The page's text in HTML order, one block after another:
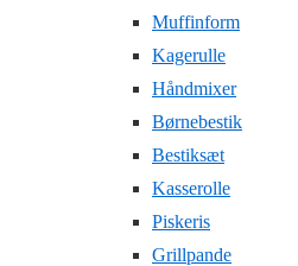
Muffinform
Kagerulle
Håndmixer
Børnebestik
Bestiksæt
Kasserolle
Piskeris
Grillpande